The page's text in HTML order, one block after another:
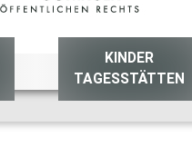
KINDER
TAGESSTÄTTEN